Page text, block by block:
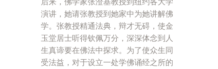
后来，佛学家张澄基教授到纽约各大学
演讲，她请张教授到她家中为她讲解佛
学。张教授精通法典，辩才无碍，使金
玉堂居士听得钦佩万分，深深体念到人
生真谛要在佛法中探求。为了使众生同
受法益，对于设立一处学佛诵经之所的